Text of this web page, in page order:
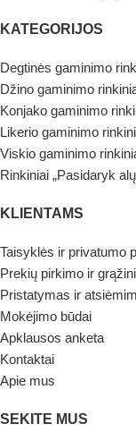
KATEGORIJOS
Degtinės gaminimo
Džino gaminimo
Konjako gaminimo
Likerio gaminimo
Viskio gaminimo
Rinkiniai „Pasidaryk
KLIENTAMS
Taisyklės ir privatumo
Prekių pirkimo ir
Pristatymas ir
Mokėjimo būdai
Apklausos anketa
Kontaktai
Apie mus
SEKITE MUS